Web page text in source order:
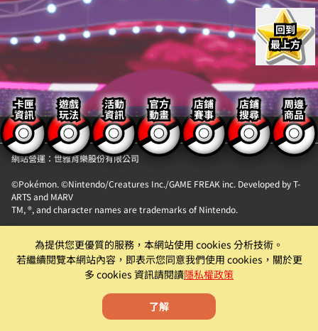
卡匣
資訊
遊戲
玩法
活動
資訊
官方
動畫
店鋪
賽事
店鋪
搜尋
周邊
商品
回到
最上方
【隱私權政策】 【聯絡我們】
網站營運：世雅育樂股份有限公司
©Pokémon. ©Nintendo/Creatures Inc./GAME FREAK inc. Developed by T-
ARTS and MARV
TM, ®, and character names are trademarks of Nintendo.
自動販賣機』卡片商品販售服務之自動販賣機。
遊戲僅為附屬功能。原廠及代理商均有權就該遊戲為內容調整、更新、優化或
下架等機具營運相關行為。
為提供您更優質的服務，本網站使用 cookies 分析技術。
若繼續閱覽本網站內容，即表示您同意我們使用 cookies，關於更
多 cookies 資訊請閱讀隱私權政策
了解